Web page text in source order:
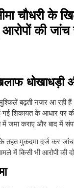
चौधरी
की जांच
मुश्किलें बढ़ती नजर आ
गई शिकायत के
कराए और बाद में
मुकदमा दर्ज कर जांच
में किसी भी आरोपी की